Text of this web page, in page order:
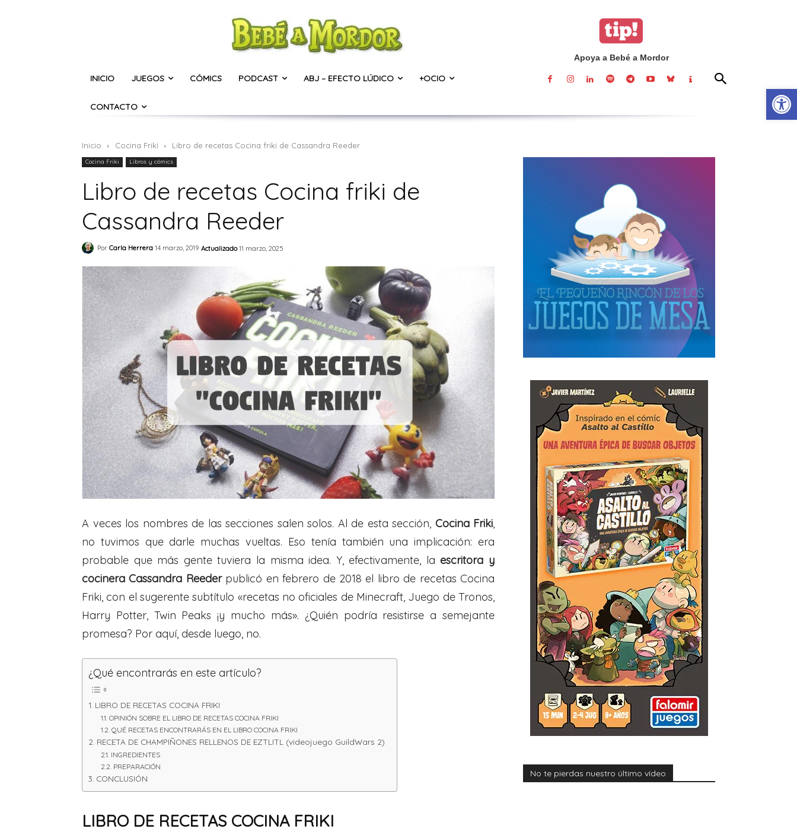
Apoya a Bebé a Mordor
INICIO JUEGOS CÓMICS PODCAST ABJ – EFECTO LÚDICO +OCIO
CONTACTO
Inicio Cocina Friki Libro de recetas Cocina friki de Cassandra Reeder
Cocina Friki Libros y cómics
Libro de recetas Cocina friki de
Cassandra Reeder
Por Carla Herrera 14 marzo, 2019 Actualizado 11 marzo, 2025
A veces los nombres de las secciones salen solos. Al de esta sección, Cocina Friki,
no tuvimos que darle muchas vueltas. Eso tenía también una implicación: era
probable que más gente tuviera la misma idea. Y, efectivamente, la escritora y
cocinera Cassandra Reederpublicó en febrero de 2018 el libro de recetas Cocina
Friki, con el sugerente subtítulo «recetas no oficiales de Minecraft, Juego de Tronos,
Harry Potter, Twin Peaks ¡y mucho más». ¿Quién podría resistirse a semejante
promesa? Por aquí, desde luego, no.
¿Qué encontrarás en este artículo?
LIBRO DE RECETAS COCINA FRIKI
OPINIÓN SOBRE EL LIBRO DE RECETAS COCINA FRIKI
QUÉ RECETAS ENCONTRARÁS EN EL LIBRO COCINA FRIKI
RECETA DE CHAMPIÑONES RELLENOS DE EZTLITL (videojuego GuildWars 2)
INGREDIENTES
PREPARACIÓN
CONCLUSIÓN
LIBRO DE RECETAS COCINA FRIKI
No te pierdas nuestro último vídeo